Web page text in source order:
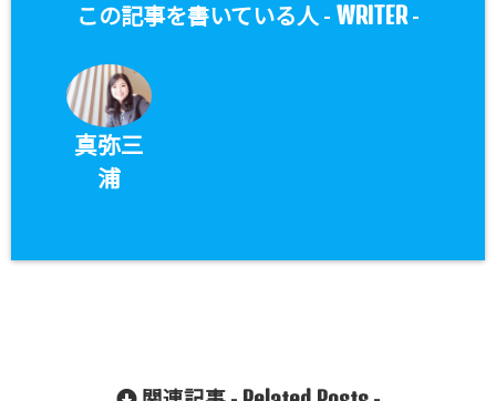
この記事を書いている人 - WRITER-
真弥三
浦